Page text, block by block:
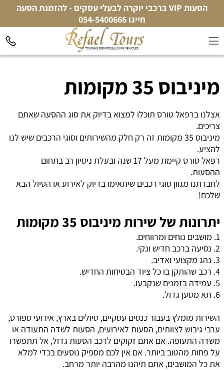
הסעות VIP ברכבי יוקרה לבעלי עסקים - להזמנת הסעה
חייגו 054-5400666
מיניבוס 35 מקומות
אצלנו ברפאל טורס תוכלו למצוא בדיוק את סוג ההסעה שאתם
צריכים.
מיניבוס 35 מקומות זה רק חלק מהשירותים וסוגי הרכבים שיש לנו
להציע.
רפאל טורס קיימת מעל 17 שנה ובעלת ניסיון רב בתחום
ההסעות.
לחברתנו מגוון סוגי רכבים שיתאימו בדיוק לאירוע או הטיול הבא
שלכם!
יתרונות של שירות מיניבוס 35 מקומות
1. מושבים נוחים ומרווחים.
2. נסיעה ברכב חדיש ונקי.
3. נהג מקצועי ואדיב.
4. רכב שהותקן בו כל ציוד הבטיחות החדיש.
5. עמידה בזמנים שנקבעו.
6. תא מטען גדול.
השירות מומלץ בעבור כנסים עסקיים, טיולים בארץ, אירועי ספורט,
ערבי גיבוש לצוותים, הסעות לאירועים, הסעות לשדה התעודה או
משדה התעופה. אם אתם זקוקים לרכב הסעות גדול, אל תתפשרו
על פחות מהטוב ביותר. אם אין לכם מספיק נוסעים בכדי למלא
את כל המושבים, אתם תיהנו מהרבה יותר מרחב.